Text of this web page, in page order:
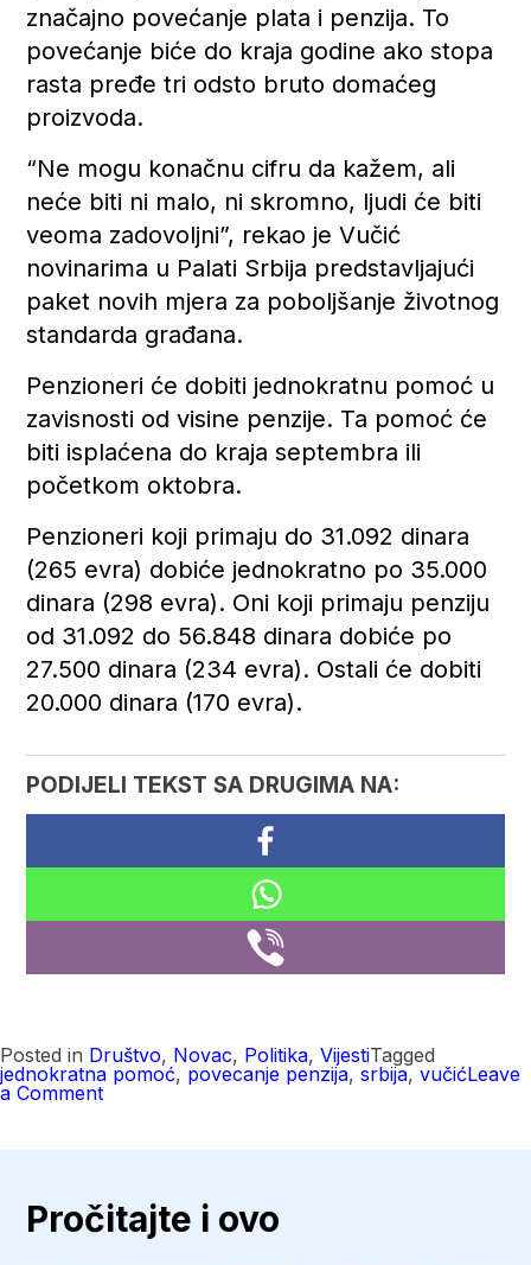
značajno povećanje plata i penzija. To
povećanje biće do kraja godine ako stopa
rasta pređe tri odsto bruto domaćeg
proizvoda.
“Ne mogu konačnu cifru da kažem, ali
neće biti ni malo, ni skromno, ljudi će biti
veoma zadovoljni”, rekao je Vučić
novinarima u Palati Srbija predstavljajući
paket novih mjera za poboljšanje životnog
standarda građana.
Penzioneri će dobiti jednokratnu pomoć u
zavisnosti od visine penzije. Ta pomoć će
biti isplaćena do kraja septembra ili
početkom oktobra.
Penzioneri koji primaju do 31.092 dinara
(265 evra) dobiće jednokratno po 35.000
dinara (298 evra). Oni koji primaju penziju
od 31.092 do 56.848 dinara dobiće po
27.500 dinara (234 evra). Ostali će dobiti
20.000 dinara (170 evra).
PODIJELI TEKST SA DRUGIMA NA:
Posted in Društvo, Novac, Politika, VijestiTagged
jednokratna pomoć, povecanje penzija, srbija, vučićLeave
a Commenton
jednokratna
pomoć
Pročitajte i ovo